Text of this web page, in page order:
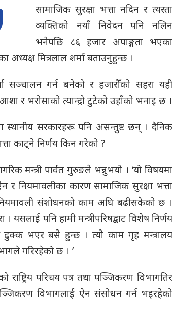
सामाजिक सुरक्षा भत्ता नदिन र त्यस्ता
व्यक्तिको नयाँ निवेदन पनि नलिन
भनेपछि ८६ हजार अपाङ्गता भएका
अध्यक्ष मित्रलाल शर्मा बताउनुहुन्छ ।
सञ्चालन गर्न बनेको र हजारौँको सहरा यही
र भरोसाको त्यान्द्रो टुटेको उहाँको भनाइ छ ।
स्थानीय सरकारहरू पनि असन्तुष्ट छन् । दैनिक
काट्ने निर्णय किन गरेको ?
मन्त्री पार्वत गुरुङले भन्नुभयो । ‘यो विषयमा
नियमावलीका कारण सामाजिक सुरक्षा भत्ता
संशोधनको काम अघि बढीसकेको छ ।
यसलाई पनि हामी मन्त्रीपरिषद्बाट विशेष निर्णय
ढुक्क भएर बसे हुन्छ । त्यो काम गृह मन्त्रालय
गरिरहेको छ । ’
राष्ट्रिय परिचय पत्र तथा पञ्जिकरण विभागतिर
विभागलाई ऐन संसोधन गर्न भइरहेको